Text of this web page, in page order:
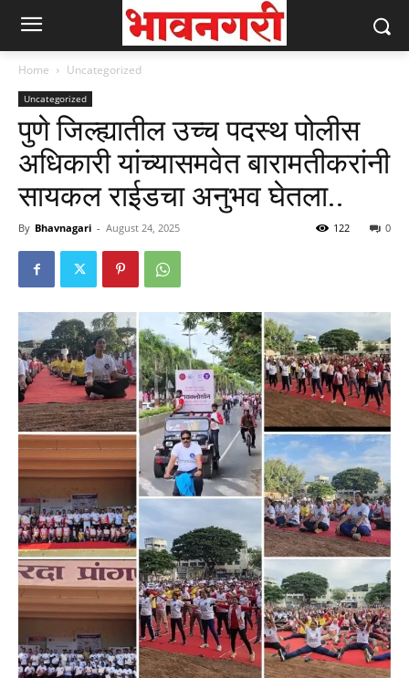
Home Uncategorized
Uncategorized
पुणे जिल्ह्यातील उच्च पदस्थ पोलीस
अधिकारी यांच्यासमवेत बारामतीकरांनी
सायकल राईडचा अनुभव घेतला..
By Bhavnagari - August 24, 2025 0
122